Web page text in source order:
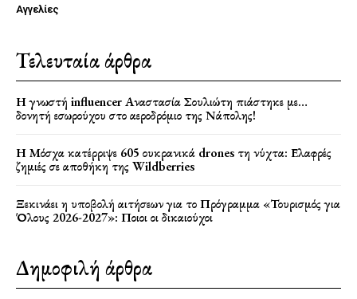
Αγγελίες
Τελευταία άρθρα
Η γνωστή influencer Αναστασία Σουλιώτη πιάστηκε με…
δονητή εσωρούχου στο αεροδρόμιο της Νάπολης!
Η Μόσχα κατέρριψε 605 ουκρανικά drones τη νύχτα: Ελαφρές
ζημιές σε αποθήκη της Wildberries
Ξεκινάει η υποβολή αιτήσεων για το Πρόγραμμα «Τουρισμός για
Όλους 2026-2027»: Ποιοι οι δικαιούχοι
Δημοφιλή άρθρα